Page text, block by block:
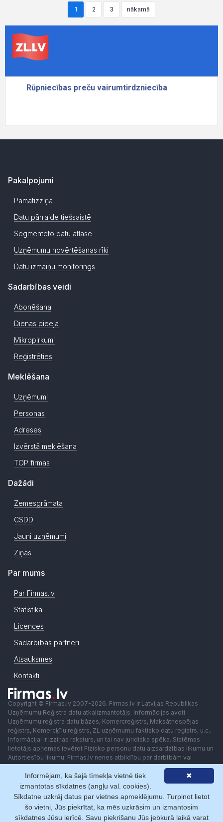
1 2 3 nākamā
Pakalpojumi
Pamatizziņa
Datu pārraide tiešsaistē
Segmentēto datu atlase
Uzņēmumu novērtēšanas rīki
Datu izmaiņu monitorings
Sadarbības veidi
Abonēšana
Dienas pieeja
Mikropirkumi
Reģistrēties
Meklēšana
Uzņēmumi
Personas
Adreses
Izvērstā meklēšana
TOP firmas
Dažādi
Zemesgrāmata
CSDD
Jauni uzņēmumi
Ziņas
Par mums
Par Firmas.lv
Statistika
Licences
Sadarbības partneri
Atsauksmes
Kontakti
Copyright © Firmas.lv 2007-2026. Firmas.lv ir Latvijas Republikas
Uzņēmumu Reģistra datu atkalizmantotājs. Informācijas avoti:
Uzņēmumu reģistra datu bāzes, Komercreģistrs, Maksātnespējas
reģistrs, Komercķīlu reģistrs, ZL uzņēmumu faktisko datu reģistrs, u.c..
Informācijai ir izziņas raksturs, un tai nav juridiska spēka. Sistēmas
lietotājs apņemas ievērot Fizisko personu datu aizsardzības likumu un
Autortiesību likumu. Firmas.lv nenes atbildību par darbībām vai
lēmumiem, kas balstīti uz saņemto pakalpojumu. Lietotājam aizliegts
izmantot jebkādas automatizētas sistēmas vai iekārtas (robotus)
piekļuvei sistēmai bez rakstiskas saskaņošanas ar Firmas.lv. Galvenā
redaktore: Ingūna Pempere.
Lietošanas noteikumi
Privātuma politika Norēķini ar
✖
Informējam, ka šajā tīmekļa vietnē tiek
izmantotas sīkdatnes (angļu val. cookies).
Sīkdatne uzkrāj datus par vietnes apmeklējumu. Turpinot lietot
šo vietni, Jūs piekrītat, ka mēs uzkrāsim un izmantosim
sīkdatnes Jūsu ierīcē. Savu piekrišanu Jūs jebkurā laikā varat